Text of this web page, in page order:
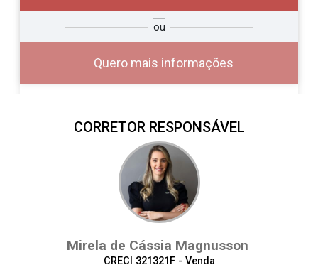
ou
Quero mais informações
Deseja
Comprar
ou
Alugar
?
Alugar
CORRETOR RESPONSÁVEL
Mirela de Cássia Magnusson
CRECI 321321F - Venda